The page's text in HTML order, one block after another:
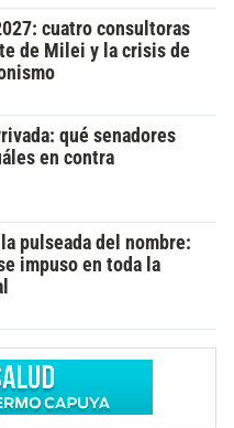
cuatro consultoras
de Milei y la crisis de
qué senadores
en contra
pulseada del nombre:
impuso en toda la